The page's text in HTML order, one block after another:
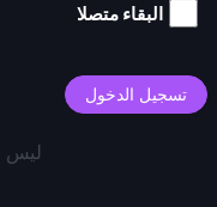
البقاء متصلا
تسجيل الدخول
ليس